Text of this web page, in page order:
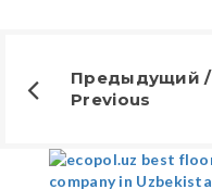
Предыдущий /
Previous